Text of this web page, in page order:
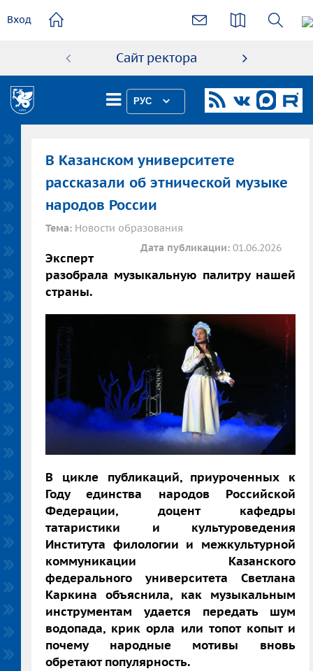
содержанию
Вход
Сайт ректора
РУС
В Казанском университете
рассказали об этнической музыке
народов России
Тема: Новости образования
Дата публикации: 01.06.2026
Эксперт
разобрала музыкальную палитру нашей
страны.
В цикле публикаций, приуроченных к
Году единства народов Российской
Федерации, доцент кафедры
татаристики и культуроведения
Института филологии и межкультурной
коммуникации Казанского
федерального университета Светлана
Каркина объяснила, как музыкальным
инструментам удается передать шум
водопада, крик орла или топот копыт и
почему народные мотивы вновь
обретают популярность.